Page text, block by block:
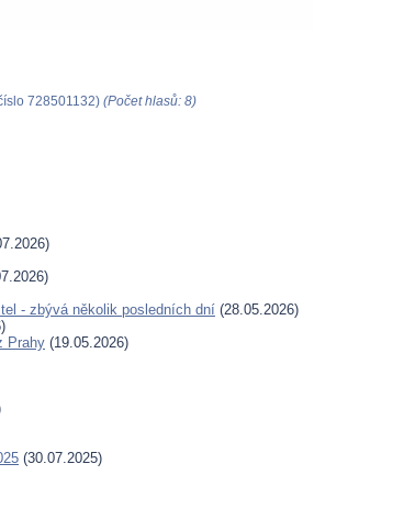
728501132) (Počet hlasů: 8)
- zbývá několik posledních dní (28.05.2026)
Prahy (19.05.2026)
(30.07.2025)